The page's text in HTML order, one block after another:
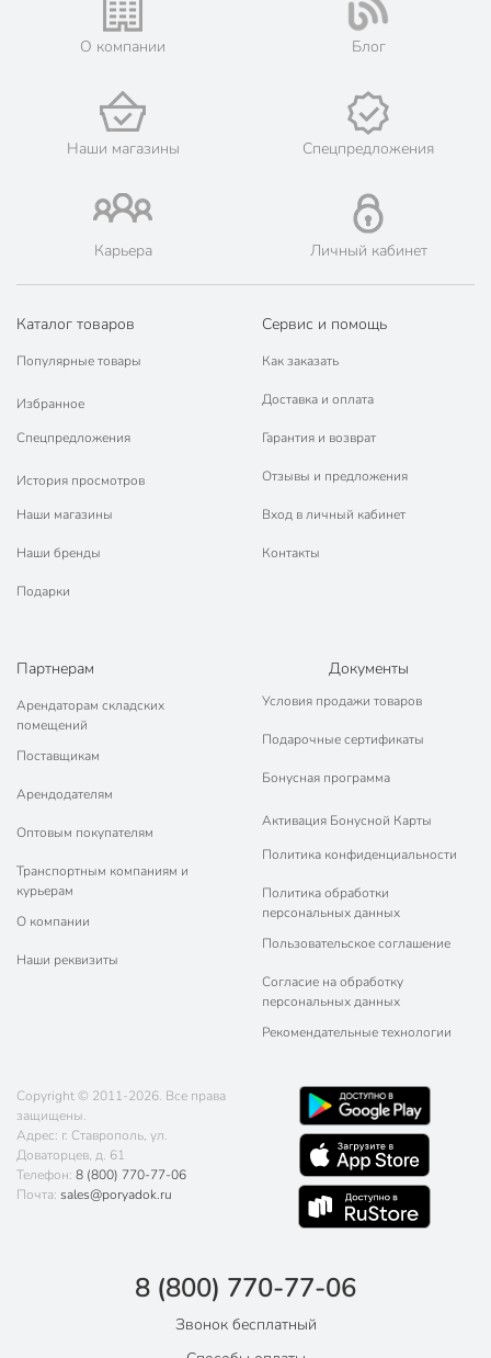
О компании Блог
Наши магазины Спецпредложения
Карьера Личный кабинет
Каталог товаров
Популярные товары
Избранное
Спецпредложения
История просмотров
Наши магазины
Наши бренды
Подарки
Сервис и помощь
Как заказать
Доставка и оплата
Гарантия и возврат
Отзывы и предложения
Вход в личный кабинет
Контакты
Партнерам
Арендаторам складских
помещений
Поставщикам
Арендодателям
Оптовым покупателям
Транспортным компаниям и
курьерам
О компании
Наши реквизиты
Документы
Условия продажи товаров
Подарочные сертификаты
Бонусная программа
Активация Бонусной Карты
Политика конфиденциальности
Политика обработки
персональных данных
Пользовательское соглашение
Согласие на обработку
персональных данных
Рекомендательные технологии
Copyright © 2011-2026. Все права
защищены.
Адрес: г. Ставрополь, ул.
Доваторцев, д. 61
Телефон: 8 (800) 770-77-06
Почта: sales@poryadok.ru
8 (800) 770-77-06
Звонок бесплатный